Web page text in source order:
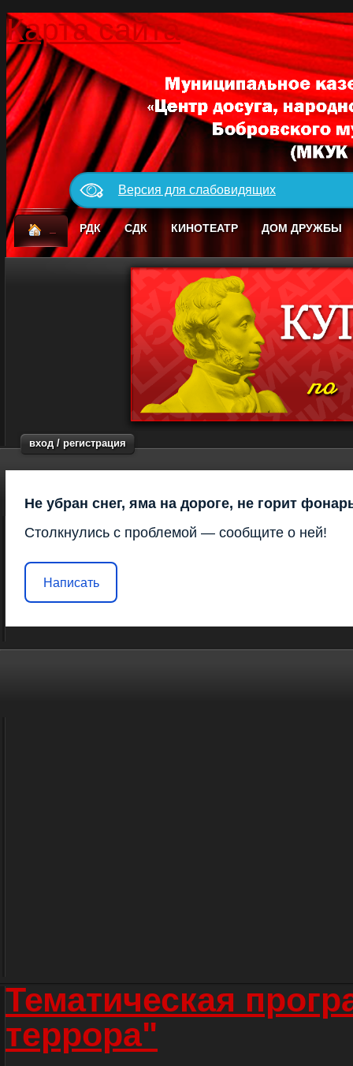
Карта сайта
Версия для слабовидящих
РДК СДК КИНОТЕАТР ДОМ ДРУЖБЫ
вход / регистрация
Не убран снег, яма на дороге, не горит
Столкнулись с проблемой — сообщите о ней!
Написать
Тематическая
террора"